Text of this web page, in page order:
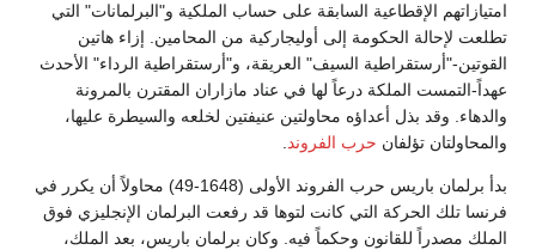
امتيازاتهم الإقطاعية السابقة على حساب الملكية و"البرلمانات" التي
تطلعت لإحالة الحكومة إلى أوليجاركية من المحامين. إزاء هاتين
القوتين-"أرستقراطية السيف" العريقة، و"أرستقراطية الرداء" الأحدث
عهداً-التمست الملكة درعاً لها في عناد مازاران المقترن بالمرونة
والدهاء. وقد بذل أعداؤه محاولتين عنيفتين لخلعه والسيطرة عليها،
والمحاولتان تؤلفان حرب الفروند
بدأ برلمان باريس حرب الفروند الأولى (1648-49) محاولاً أن يكرر في
فرنسا تلك الحركة التي كانت لتوها قد رفعت البرلمان الإنجليزي فوق
الملك مصدراً للقانون وحكماً فيه. وكان برلمان باريس، بعد الملك،